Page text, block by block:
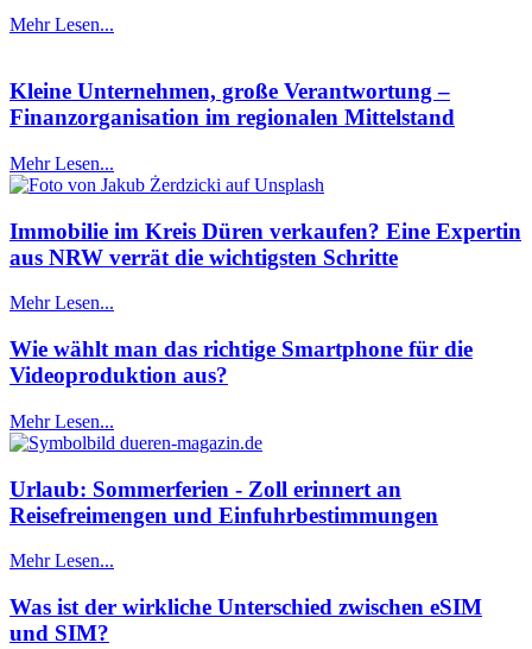
Mehr Lesen...
Kleine Unternehmen, große Verantwortung –
Finanzorganisation im regionalen Mittelstand
Mehr Lesen...
Immobilie im Kreis Düren verkaufen? Eine Expertin
aus NRW verrät die wichtigsten Schritte
Mehr Lesen...
Wie wählt man das richtige Smartphone für die
Videoproduktion aus?
Mehr Lesen...
Urlaub: Sommerferien - Zoll erinnert an
Reisefreimengen und Einfuhrbestimmungen
Mehr Lesen...
Was ist der wirkliche Unterschied zwischen eSIM
und SIM?